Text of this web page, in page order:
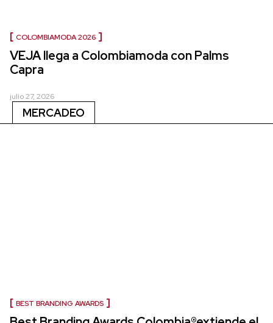
COLOMBIAMODA 2026
VEJA llega a Colombiamoda con Palms
Capra
julio 27, 2026
MERCADEO
BEST BRANDING AWARDS